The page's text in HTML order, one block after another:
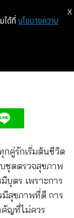
อนรับ
คู่รักเริ่มต้นชีวิต
ชุดตรวจสุขภาพ
บุตร เพราะการ
มีสุขภาพที่ดี การ
คัญที่ไม่ควร
ได้ที่ นโยบายความ
X